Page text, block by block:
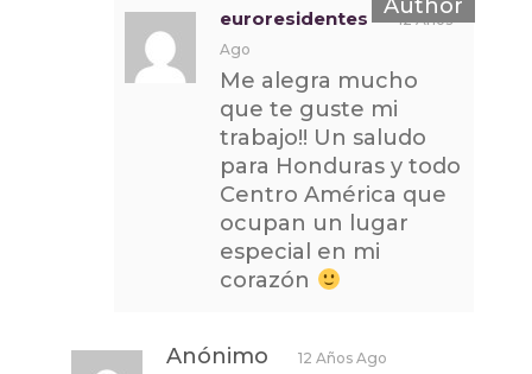
euroresidentes
12 Años
Ago
Me alegra mucho
que te guste mi
trabajo!! Un saludo
para Honduras y todo
Centro América que
ocupan un lugar
especial en mi
corazón
Anónimo 12 Años Ago